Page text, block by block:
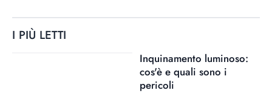
I PIÙ LETTI
Inquinamento luminoso:
cos'è e quali sono i
pericoli